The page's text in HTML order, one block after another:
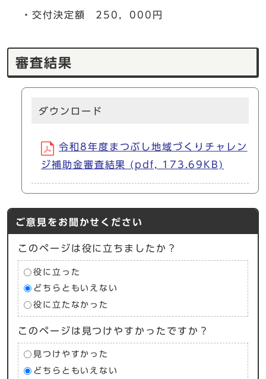
・交付決定額 250，000円
審査結果
ダウンロード
令和8年度まつぶし地域づくりチャレン
ジ補助金審査結果 (pdf, 173.69KB)
ご意見をお聞かせください
このページは役に立ちましたか？
役に立った
どちらともいえない
役に立たなかった
このページは見つけやすかったですか？
見つけやすかった
どちらともいえない